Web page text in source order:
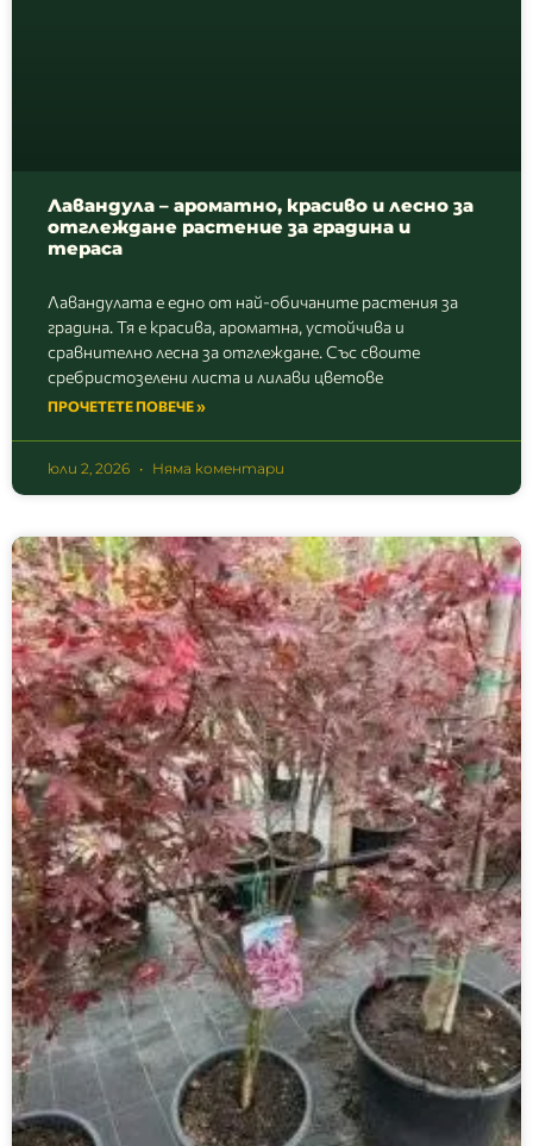
Лавандула – ароматно, красиво и лесно за
отглеждане растение за градина и
тераса
Лавандулата е едно от най-обичаните растения за
градина. Тя е красива, ароматна, устойчива и
сравнително лесна за отглеждане. Със своите
сребристозелени листа и лилави цветове
ПРОЧЕТЕТЕ ПОВЕЧЕ »
юли 2, 2026 Няма коментари